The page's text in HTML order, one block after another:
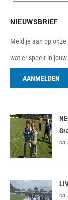
NIEUWSBRIEF
Meld je aan op
wat er speelt in
on
on